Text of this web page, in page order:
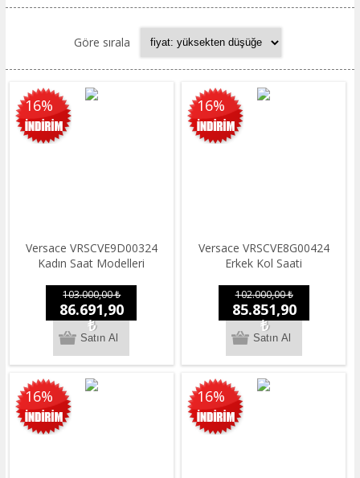
Göre sırala
16%
Versace VRSCVE9D00324
Kadın Saat Modelleri
103.000,00 ₺
86.691,90
₺
16%
Versace VRSCVE8G00424
Erkek Kol Saati
102.000,00 ₺
85.851,90
₺
16% 16%